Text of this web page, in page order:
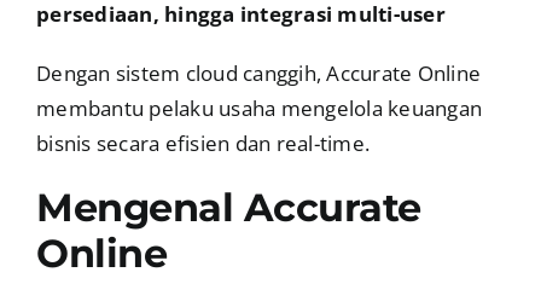
persediaan, hingga integrasi multi-user
Dengan sistem cloud canggih, Accurate Online
membantu pelaku usaha mengelola keuangan
bisnis secara efisien dan real-time.
Mengenal Accurate
Online